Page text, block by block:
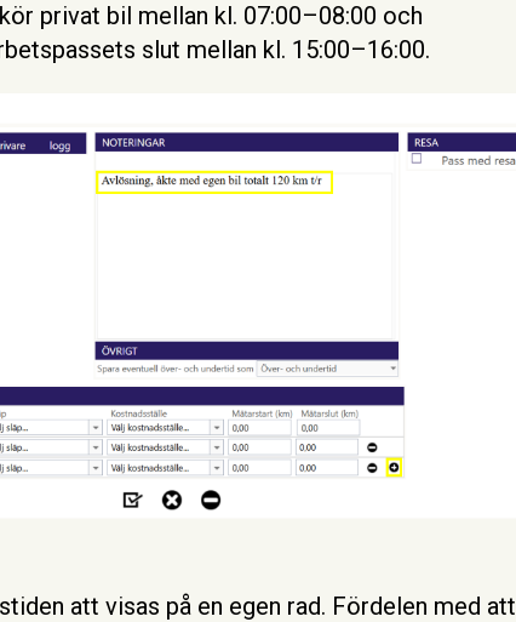
privat bil mellan kl. 07:00–08:00 och
slut mellan kl. 15:00–16:00.
att visas på en egen rad. Fördelen med att